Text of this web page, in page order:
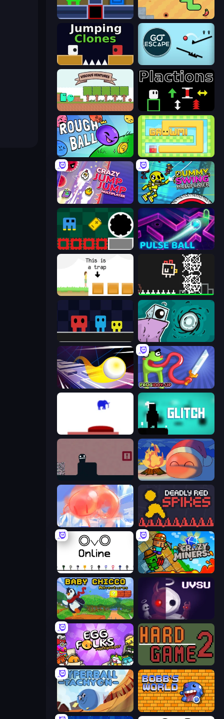
Teleport Jumper SSSPICY!
Jumping Clones
Viscous Ventures Plactions
Rough Ball Growmi
Crazy Jump Jump Multiplayer Crazy Dummy Swing Multiplayer
Jump and Hover Pulse Ball
The Unfair Platformer Chicken and Bee
Tilo
Leap and Avoid 2 Frogiddy
This Is The Only Level
FireBlob Winter
FireBlob Deadly Red Spikes
OvO.io Crazy Miners
Baby Chicco Adventures UVSU
Egg Folks Multiplayer Hard Game 2
Hyperball Tachyon Bobb's World